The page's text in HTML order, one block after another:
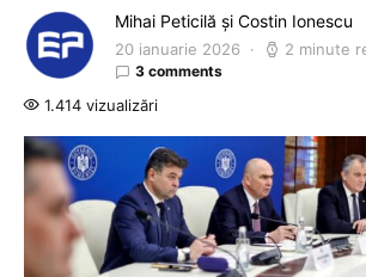
Mihai Peticilă și Costin Ionescu
20 ianuarie 2026 2 minute
3 comments
1.414 vizualizări